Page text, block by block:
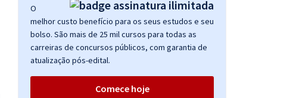
O
melhor custo benefício para os seus estudos e seu
bolso. São mais de 25 mil cursos para todas as
carreiras de concursos públicos, com garantia de
atualização pós-edital.
Comece hoje